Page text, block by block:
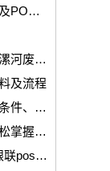
信阳现代金控电签POS机怎么办理及POS机刷卡费率问题
废旧POS机能卖多少钱？深入解读漯河废旧POS机市场
及流程
长葛市手机POS机办理全面讲解：条件、流程与使用！
温县星驿付POS机办理全攻略：轻松掌握办理流程与相关事宜！
舞泉镇银联pos机办理流程（漯河银联pos机操作方法）